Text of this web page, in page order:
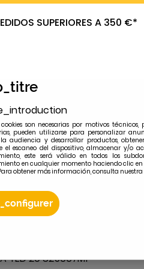
SUPERIORES A 350 €*
TED 20 825667M1
son necesarias por motivos
pueden utilizarse para personalizar
audiencia y desarrollar productos,
el escaneo del dispositivo, almacenar y/o
este será válido en todos los
en cualquier momento haciendo clic
obtener más información, consulta nuestra